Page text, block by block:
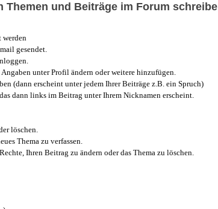
Themen und Beiträge im Forum
werden
gesendet.
unter Profil ändern oder weitere hinzufügen.
(dann erscheint unter jedem Ihrer Beiträge z.B. ein Spruch)
dann links im Beitrag unter Ihrem Nicknamen erscheint.
löschen.
Thema zu verfassen.
Ihren Beitrag zu ändern oder das Thema zu löschen.